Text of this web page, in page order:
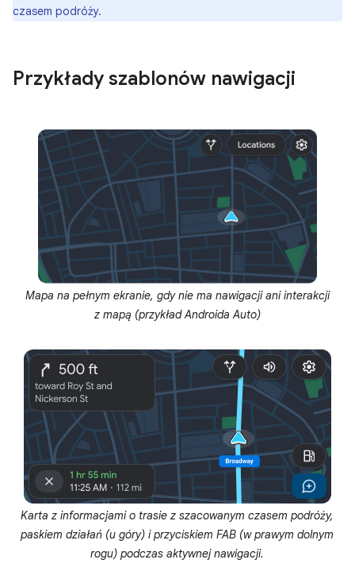
czasem podróży.
Przykłady szablonów nawigacji
Mapa na pełnym ekranie, gdy nie ma nawigacji ani interakcji
z mapą (przykład Androida Auto)
Karta z informacjami o trasie z szacowanym czasem podróży,
paskiem działań (u góry) i przyciskiem FAB (w prawym dolnym
rogu) podczas aktywnej nawigacji.